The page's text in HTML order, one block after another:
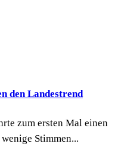
den Landestrend
zum ersten Mal einen
Stimmen...